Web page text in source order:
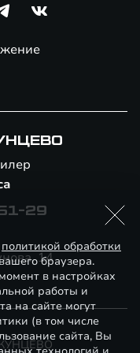
29
14
политикой обработки
браузера.
в настройках
работы и
на сайте могут
(в том числе
сайта, Вы